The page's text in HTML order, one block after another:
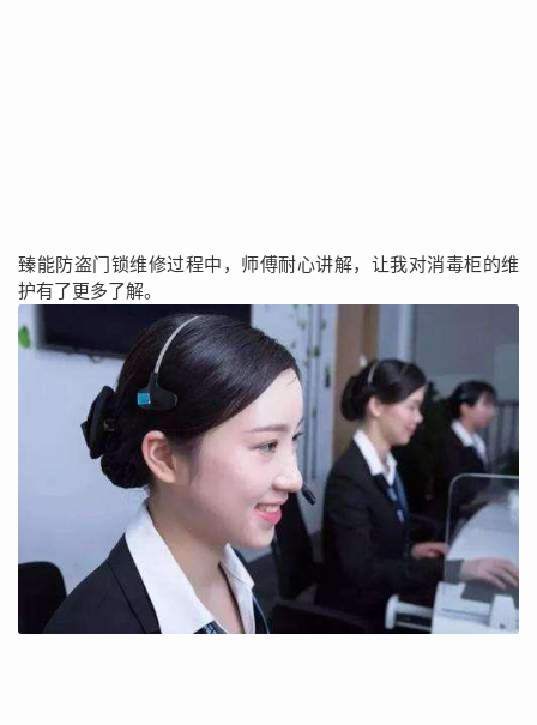
臻能防盗门锁维修过程中，师傅耐心讲解，让我对消毒柜的维
护有了更多了解。